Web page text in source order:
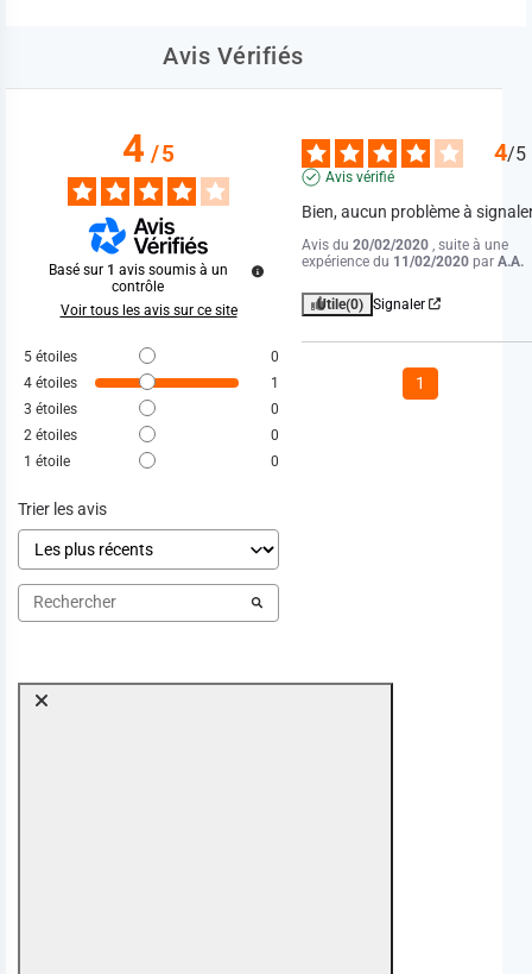
Avis Vérifiés
4/5
Basé sur 1 avis soumis à un
contrôle
Voir tous les avis sur ce site
5 étoiles
0
4 étoiles
1
3 étoiles
0
2 étoiles
0
1 étoile 0
Trier les avis
4/5
Avis vérifié
Bien, aucun problème à
Avis du20/02/2020 , suite à une
expérience du 11/02/2020 parA.A.
Utile(0) Signaler
1